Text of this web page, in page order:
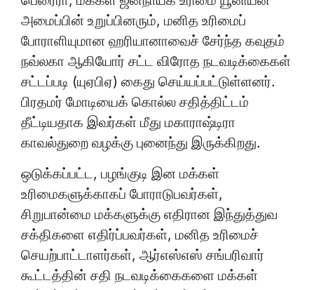
அமைப்பின் உறுப்பினரும், மனித உரிமைப்
போராளியுமான ஹரியானாவைச் சேர்ந்த கவுதம்
நவ்லகா ஆகியோர் சட்ட விரோத நடவடிக்கைகள்
சட்டப்படி (யுஏபிஏ) கைது செய்யப்பட்டுள்ளனர்.
பிரதமர் மோடியைக் கொல்ல சதித்திட்டம்
தீட்டியதாக இவர்கள் மீது மகாராஷ்டிரா
காவல்துறை வழக்கு புனைந்து இருக்கிறது.
ஒடுக்கப்பட்ட, பழங்குடி இன மக்கள்
உரிமைகளுக்காகப் போராடுபவர்கள்,
சிறுபான்மை மக்களுக்கு எதிரான இந்துத்துவ
சக்திகளை எதிர்ப்பவர்கள், மனித உரிமைச்
செயற்பாட்டாளர்கள், ஆர்எஸ்எஸ் சங்பரிவார்
கூட்டத்தின் சதி நடவடிக்கைகளை மக்கள்